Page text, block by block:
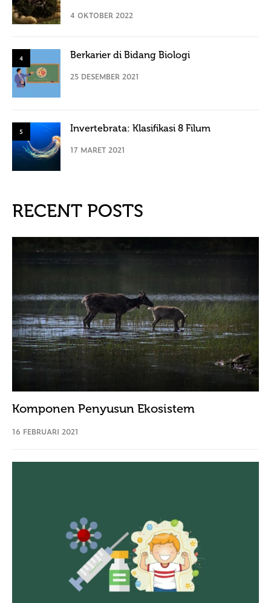
4 OKTOBER 2022
4 Berkarier di Bidang Biologi
25 DESEMBER 2021
5 Invertebrata: Klasifikasi 8 Filum
17 MARET 2021
RECENT POSTS
Komponen Penyusun Ekosistem
16 FEBRUARI 2021